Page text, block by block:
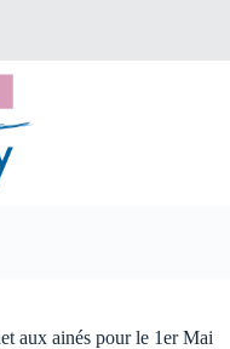
aux ainés pour le 1er Mai